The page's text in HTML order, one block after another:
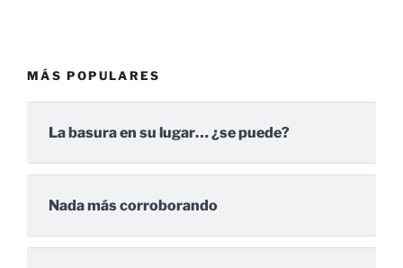
MÁS POPULARES
La basura en su lugar… ¿se puede?
Nada más corroborando